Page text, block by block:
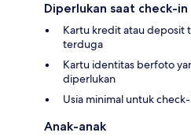
Diperlukan saat check-in
Kartu kredit atau deposit
terduga
Kartu identitas berfoto
diperlukan
Usia minimal untuk
Anak-anak